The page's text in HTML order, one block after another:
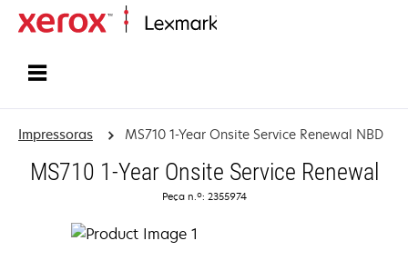
Impressoras MS710 1-Year Onsite Service Renewal NBD
MS710 1-Year Onsite Service Renewal
Peça n.º: 2355974